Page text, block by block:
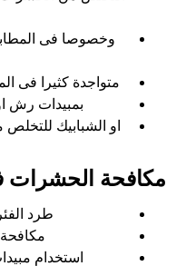
وخصوصا فى
متواجدة كثيرا فى
بمبيدات رش
او الشبابيك
مكافحة الحشرات
طرد
مكافحة
استخدام